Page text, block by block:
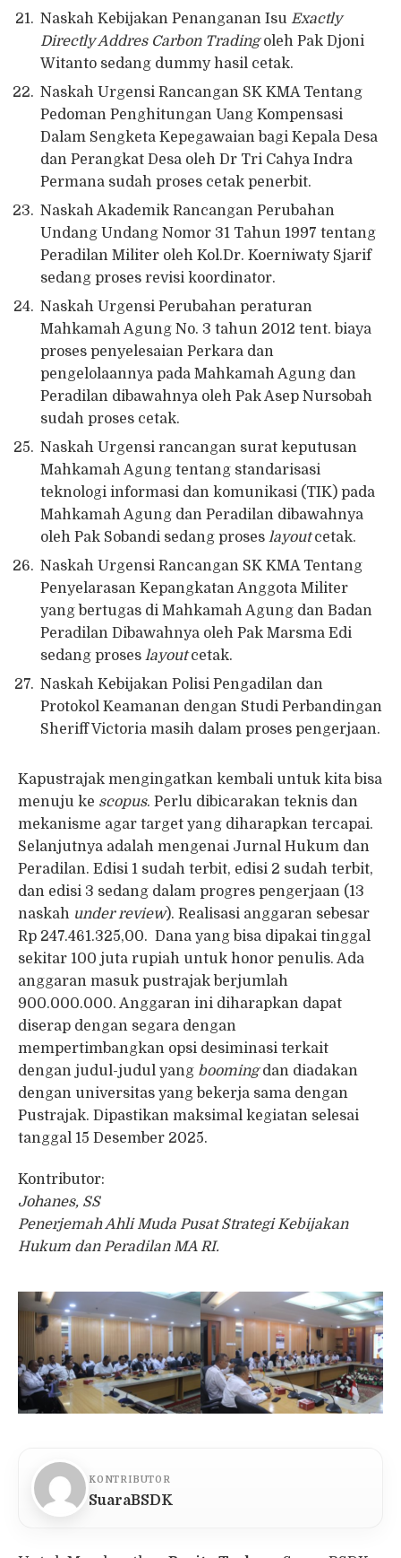
Naskah Kebijakan Penanganan Isu Exactly
Directly Addres Carbon Tradingoleh Pak Djoni
Witanto sedang dummy hasil cetak.
Naskah Urgensi Rancangan SK KMA Tentang
Pedoman Penghitungan Uang Kompensasi
Dalam Sengketa Kepegawaian bagi Kepala Desa
dan Perangkat Desa oleh Dr Tri Cahya Indra
Permana sudah proses cetak penerbit.
Naskah Akademik Rancangan Perubahan
Undang Undang Nomor 31 Tahun 1997 tentang
Peradilan Militer oleh Kol.Dr. Koerniwaty Sjarif
sedang proses revisi koordinator.
Naskah Urgensi Perubahan peraturan
Mahkamah Agung No. 3 tahun 2012 tent. biaya
proses penyelesaian Perkara dan
pengelolaannya pada Mahkamah Agung dan
Peradilan dibawahnya oleh Pak Asep Nursobah
sudah proses cetak.
Naskah Urgensi rancangan surat keputusan
Mahkamah Agung tentang standarisasi
teknologi informasi dan komunikasi (TIK) pada
Mahkamah Agung dan Peradilan dibawahnya
oleh Pak Sobandi sedang proses layoutcetak.
Naskah Urgensi Rancangan SK KMA Tentang
Penyelarasan Kepangkatan Anggota Militer
yang bertugas di Mahkamah Agung dan Badan
Peradilan Dibawahnya oleh Pak Marsma Edi
sedang proses layoutcetak.
Naskah Kebijakan Polisi Pengadilan dan
Protokol Keamanan dengan Studi Perbandingan
Sheriff Victoria masih dalam proses pengerjaan.
Kapustrajak mengingatkan kembali untuk kita bisa
menuju ke scopus. Perlu dibicarakan teknis dan
mekanisme agar target yang diharapkan tercapai.
Selanjutnya adalah mengenai Jurnal Hukum dan
Peradilan. Edisi 1 sudah terbit, edisi 2 sudah terbit,
dan edisi 3 sedang dalam progres pengerjaan (13
naskah under review). Realisasi anggaran sebesar
Rp 247.461.325,00. Dana yang bisa dipakai tinggal
sekitar 100 juta rupiah untuk honor penulis. Ada
anggaran masuk pustrajak berjumlah
900.000.000. Anggaran ini diharapkan dapat
diserap dengan segara dengan
mempertimbangkan opsi desiminasi terkait
dengan judul-judul yang boomingdan diadakan
dengan universitas yang bekerja sama dengan
Pustrajak. Dipastikan maksimal kegiatan selesai
tanggal 15 Desember 2025.
Kontributor:
Johanes, SS
Penerjemah Ahli Muda Pusat Strategi Kebijakan
Hukum dan Peradilan MA RI.
KONTRIBUTOR
SuaraBSDK